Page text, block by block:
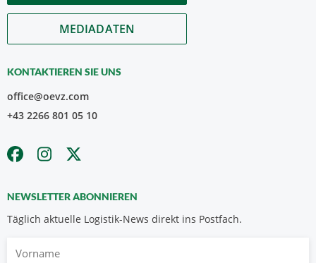
MEDIADATEN
KONTAKTIEREN SIE UNS
office@oevz.com
+43 2266 801 05 10
NEWSLETTER ABONNIEREN
Täglich aktuelle Logistik-News direkt ins Postfach.